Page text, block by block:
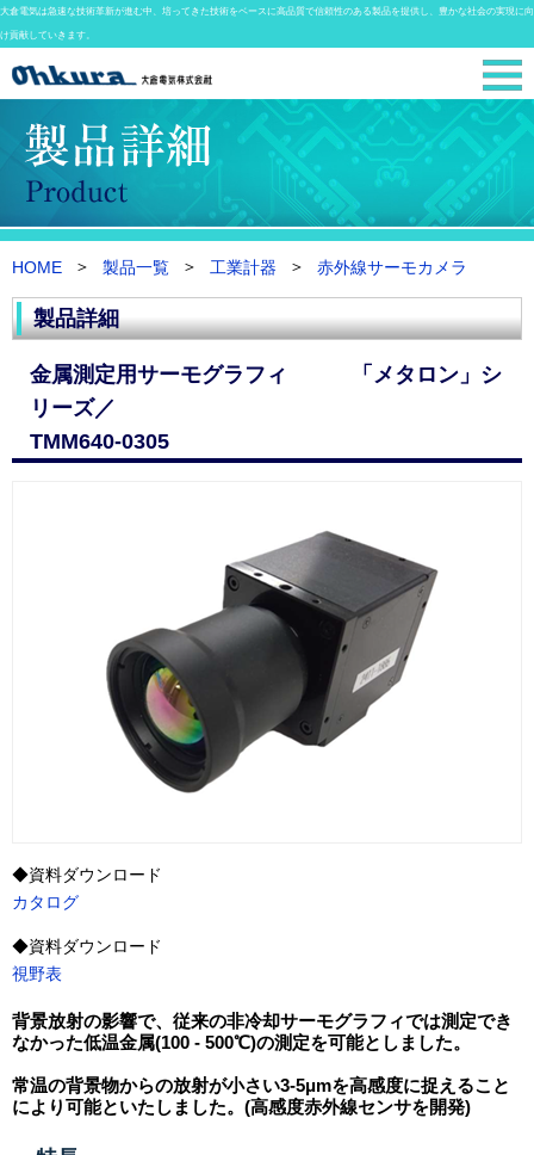
大倉電気は急速な技術革新が進む中、培ってきた技術をベースに高品質で信頼性のある製品を提供し、豊かな社会の実現に向
け貢献していきます。
HOME 製品一覧 工業計器 赤外線サーモカメラ
製品詳細
金属測定用サーモグラフィ 「メタロン」シ
リーズ／
TMM640-0305
◆資料ダウンロード
カタログ
◆資料ダウンロード
視野表
背景放射の影響で、従来の非冷却サーモグラフィでは測定でき
なかった低温金属(100 - 500℃)の測定を可能としました。
常温の背景物からの放射が小さい3-5μmを高感度に捉えること
により可能といたしました。(高感度赤外線センサを開発)